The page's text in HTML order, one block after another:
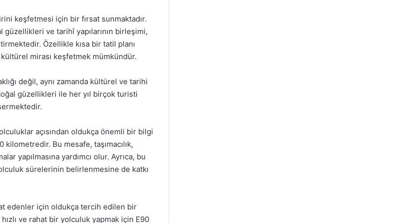
keşfetmesi için bir fırsat sunmaktadır.
güzellikleri ve tarihî yapılarının birleşimi,
Özellikle kısa bir tatil planı
mirası keşfetmek mümkündür.
değil, aynı zamanda kültürel ve tarihi
güzellikleri ile her yıl birçok turisti
açısından oldukça önemli bir bilgi
Bu mesafe, taşımacılık,
yapılmasına yardımcı olur. Ayrıca, bu
sürelerinin belirlenmesine de katkı
edenler için oldukça tercih edilen bir
ve rahat bir yolculuk yapmak için E90